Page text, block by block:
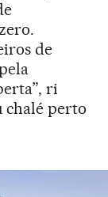
de
ri
chalé perto